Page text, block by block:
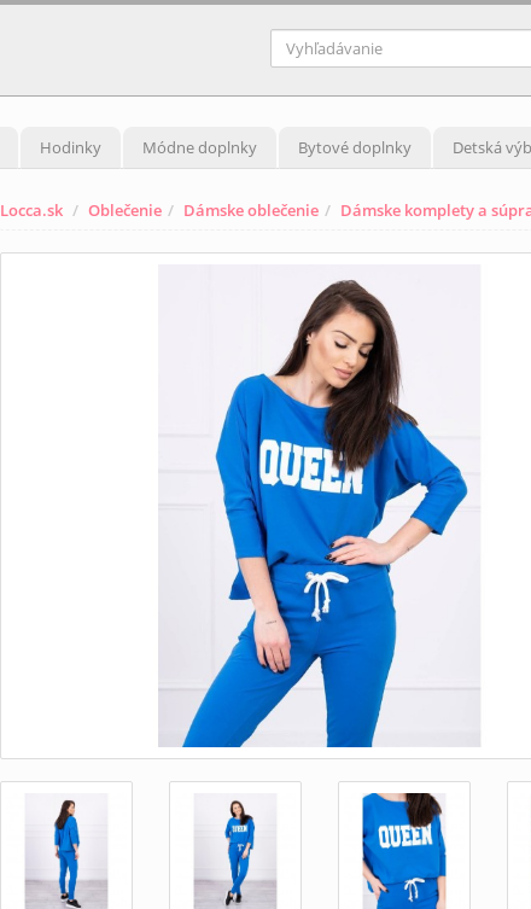
Hodinky Módne doplnky Bytové doplnky Detská
Locca.sk Oblečenie Dámske oblečenie Dámske komplety a